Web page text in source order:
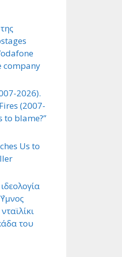
company
2026).
Fires (2007-
to blame?”
Us to
του